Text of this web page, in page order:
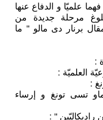
علميّا و الدفاع عنها
مرحلة جديدة من
برنار دى مالو " ما
:
العلميّة :
:
تسى تونغ و إرساء
" :